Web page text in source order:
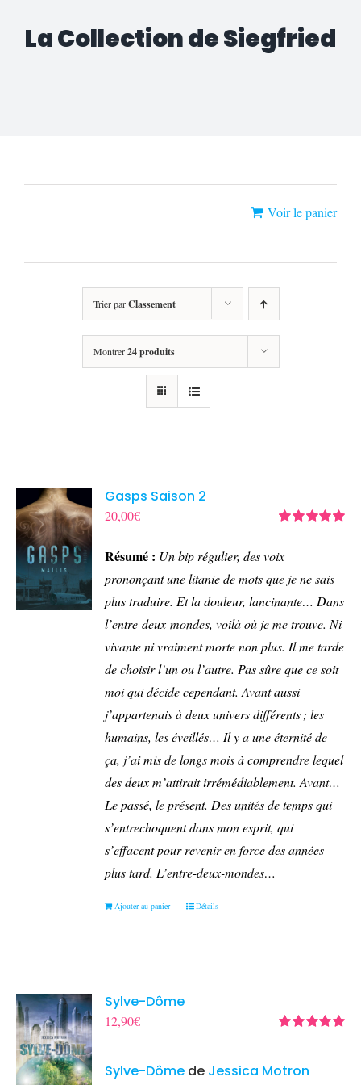
La Collection de Siegfried
Voir le panier
Trier parClassement
Montrer24 produits
Gasps Saison 2
20,00€
Résumé : Un bip régulier, des voix
prononçant une litanie de mots que je ne sais
plus traduire. Et la douleur, lancinante… Dans
l’entre-deux-mondes, voilà où je me trouve. Ni
vivante ni vraiment morte non plus. Il me tarde
de choisir l’un ou l’autre. Pas sûre que ce soit
moi qui décide cependant.Avant aussi
j’appartenais à deux univers différents ; les
humains, les éveillés… Il y a une éternité de
ça, j’ai mis de longs mois à comprendre lequel
des deux m’attirait irrémédiablement.Avant…
Le passé, le présent. Des unités de temps qui
s’entrechoquent dans mon esprit, qui
s’effacent pour revenir en force des années
plus tard. L’entre-deux-mondes…
Ajouter au panier Détails
Sylve-Dôme
12,90€
Sylve-Dôme de Jessica Motron